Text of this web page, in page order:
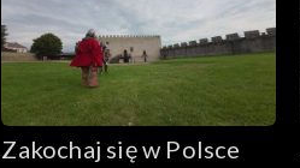
Zakochaj się w Polsce